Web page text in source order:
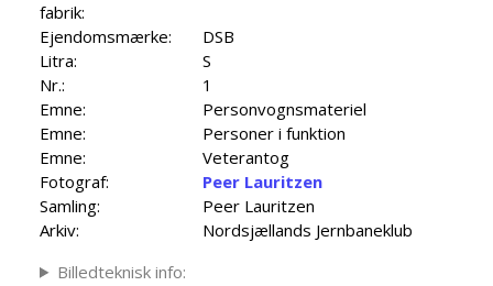
fabrik:
Ejendomsmærke:
DSB
Litra:
S
Nr.:
1
Emne:
Personvognsmateriel
Emne:
Personer i funktion
Emne:
Veterantog
Fotograf:
Peer Lauritzen
Samling:
Peer Lauritzen
Arkiv:
Nordsjællands Jernbaneklub
Billedteknisk info: